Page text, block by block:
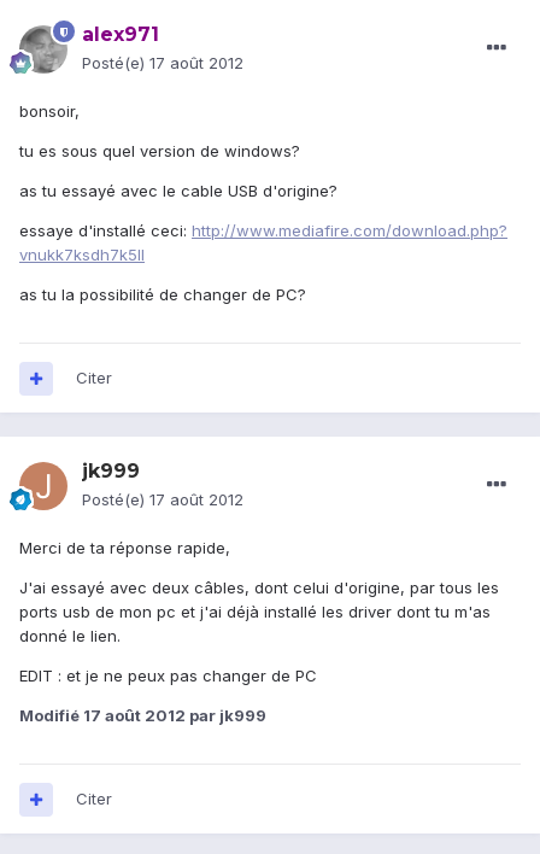
alex971
Posté(e) 17 août 2012
bonsoir,
tu es sous quel version de windows?
as tu essayé avec le cable USB d'origine?
essaye d'installé ceci: http://www.mediafire.com/download.php?
vnukk7ksdh7k5ll
as tu la possibilité de changer de PC?
Citer
jk999
Posté(e) 17 août 2012
Merci de ta réponse rapide,
J'ai essayé avec deux câbles, dont celui d'origine, par tous les
ports usb de mon pc et j'ai déjà installé les driver dont tu m'as
donné le lien.
EDIT : et je ne peux pas changer de PC
Modifié 17 août 2012 par jk999
Citer